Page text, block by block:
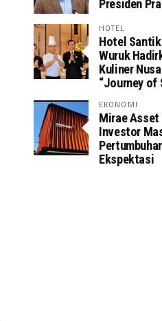
Presiden
HOTEL
Hotel
Wuruk
Kuliner
“Journey of
EKONOMI
Mirae
Investor
Ekspektasi